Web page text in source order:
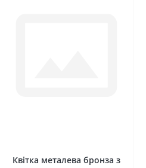
Квітка металева бронза з